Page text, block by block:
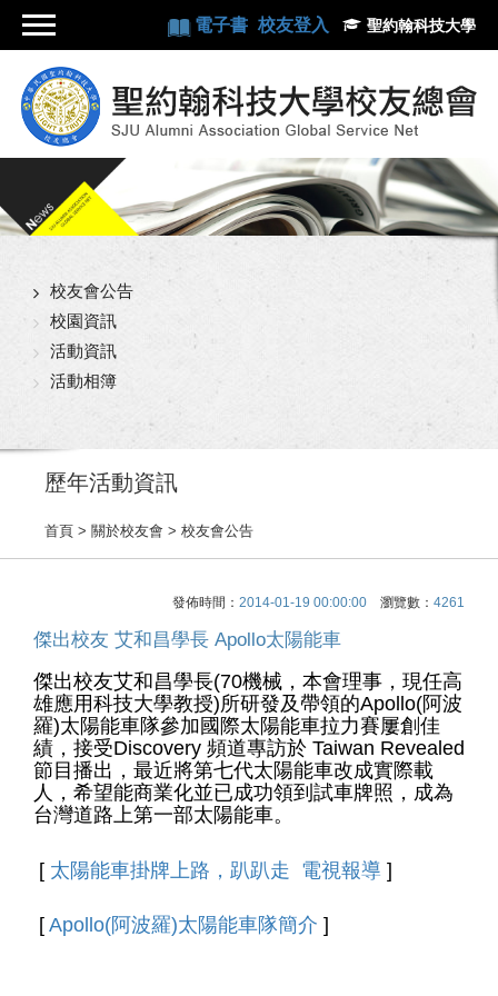
電子書 校友登入 聖約翰科技大學
校友會公告
校園資訊
活動資訊
活動相簿
歷年活動資訊
首頁 > 關於校友會 > 校友會公告
發佈時間： 2014-01-19 00:00:00 瀏覽數： 4261
傑出校友 艾和昌學長 Apollo太陽能車
傑出校友艾和昌學長(70機械，本會理事，現任高
雄應用科技大學教授)所研發及帶領的Apollo(阿波
羅)太陽能車隊參加國際太陽能車拉力賽屢創佳
績，接受Discovery 頻道專訪於 Taiwan Revealed
節目播出，最近將第七代太陽能車改成實際載
人，希望能商業化並已成功領到試車牌照，成為
台灣道路上第一部太陽能車。
[ 太陽能車掛牌上路，趴趴走 電視報導 ]
[ Apollo(阿波羅)太陽能車隊簡介 ]